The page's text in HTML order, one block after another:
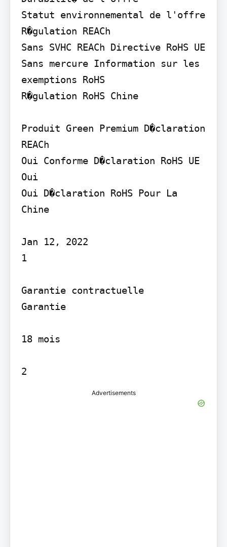
Statut environnemental de l'offre
R�gulation REACh
Sans SVHC REACh Directive RoHS UE
Sans mercure Information sur les
exemptions RoHS
R�gulation RoHS Chine
Produit Green Premium D�claration
REACh
Oui Conforme D�claration RoHS UE
Oui
Oui D�claration RoHS Pour La
Chine
Jan 12, 2022
1
Garantie contractuelle
Garantie
18 mois
2
Advertisements